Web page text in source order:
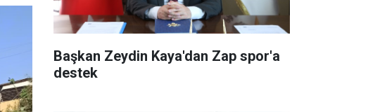
Başkan Zeydin Kaya'dan Zap spor'a
destek